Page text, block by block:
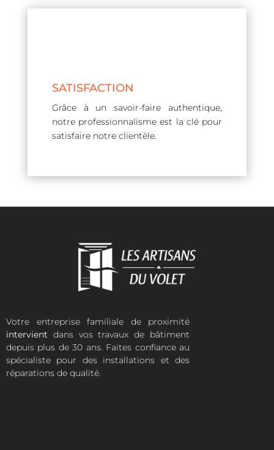
SATISFACTION
Grâce à un savoir-faire authentique,
notre professionnalisme est la clé pour
satisfaire notre clientèle.
Votre entreprise familiale de proximité
intervient dans vos travaux de bâtiment
depuis plus de 30 ans. Faites confiance au
spécialiste pour des installations et des
réparations de qualité.